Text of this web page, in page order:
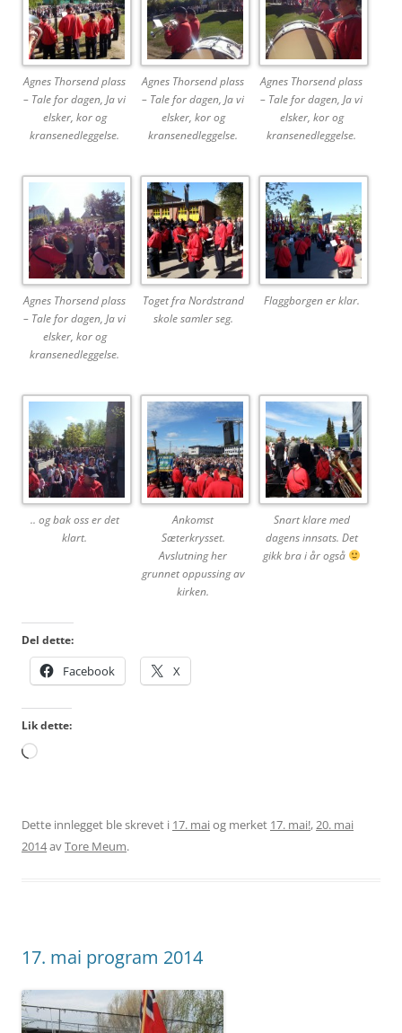
Agnes Thorsend plass
– Tale for dagen, Ja vi
elsker, kor og
kransenedleggelse.
Agnes Thorsend plass
– Tale for dagen, Ja vi
elsker, kor og
kransenedleggelse.
Agnes Thorsend plass
– Tale for dagen, Ja vi
elsker, kor og
kransenedleggelse.
Agnes Thorsend plass
– Tale for dagen, Ja vi
elsker, kor og
kransenedleggelse.
Toget fra Nordstrand
skole samler seg.
Flaggborgen er klar.
.. og bak oss er det
klart.
Ankomst
Sæterkrysset.
Avslutning her
grunnet oppussing av
kirken.
Snart klare med
dagens innsats. Det
gikk bra i år også
Del dette:
Facebook X
Lik dette:
Laster
Dette innlegget ble skrevet i 17. maiog merket 17. mai!,20. mai
2014avTore Meum.
17. mai program 2014